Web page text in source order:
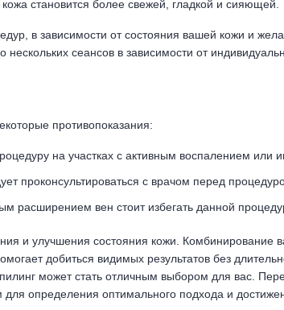
становится более свежей, гладкой и сияющей.
в зависимости от состояния вашей кожи и
сеансов в зависимости от
противопоказания:
на участках с активным воспалением или
проконсультироваться с врачом перед
расширением вен стоит избегать данной
и улучшения состояния кожи. Комбинирование
добиться видимых результатов без
может стать отличным выбором для вас.
определения оптимального подхода и